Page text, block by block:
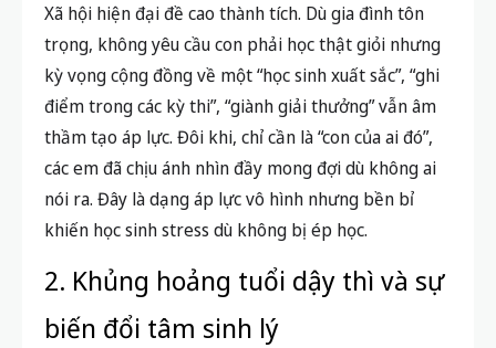
Xã hội hiện đại đề cao thành tích. Dù gia đình tôn
trọng, không yêu cầu con phải học thật giỏi nhưng
kỳ vọng cộng đồng về một “học sinh xuất sắc”, “ghi
điểm trong các kỳ thi”, “giành giải thưởng” vẫn âm
thầm tạo áp lực. Đôi khi, chỉ cần là “con của ai đó”,
các em đã chịu ánh nhìn đầy mong đợi dù không ai
nói ra. Đây là dạng áp lực vô hình nhưng bền bỉ
khiến học sinh stress dù không bị ép học.
2. Khủng hoảng tuổi dậy thì và sự
biến đổi tâm sinh lý